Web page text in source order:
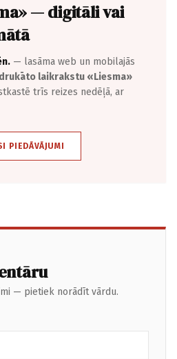
— digitāli vai
— lasāma web un mobilajās
drukāto laikrakstu «Liesma»
trīs reizes nedēļā, ar
PIEDĀVĀJUMI
— pietiek norādīt vārdu.